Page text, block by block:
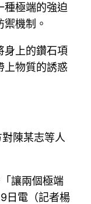
種極端的強迫
機制。
身上的鑽石項
上物質的誘惑
陳某志等人
讓兩個極端
日電（記者楊